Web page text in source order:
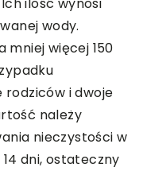
wody.
mniej więcej 150
i dwoje
należy
nieczystości w
dni, ostateczny